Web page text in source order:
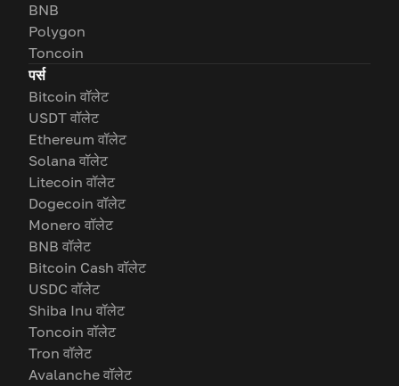
BNB
Polygon
Toncoin
पर्स
Bitcoin वॉलेट
USDT वॉलेट
Ethereum वॉलेट
Solana वॉलेट
Litecoin वॉलेट
Dogecoin वॉलेट
Monero वॉलेट
BNB वॉलेट
Bitcoin Cash वॉलेट
USDC वॉलेट
Shiba Inu वॉलेट
Toncoin वॉलेट
Tron वॉलेट
Avalanche वॉलेट